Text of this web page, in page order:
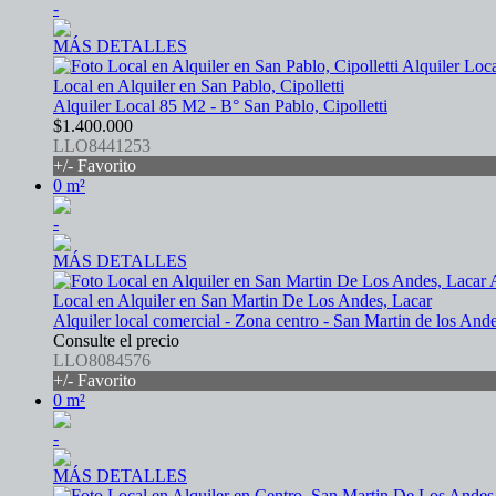
-
MÁS DETALLES
Local en Alquiler en San Pablo, Cipolletti
Alquiler Local 85 M2 - B° San Pablo, Cipolletti
$1.400.000
LLO8441253
+/- Favorito
0 m²
-
MÁS DETALLES
Local en Alquiler en San Martin De Los Andes, Lacar
Alquiler local comercial - Zona centro - San Martin de los
Consulte el precio
LLO8084576
+/- Favorito
0 m²
-
MÁS DETALLES